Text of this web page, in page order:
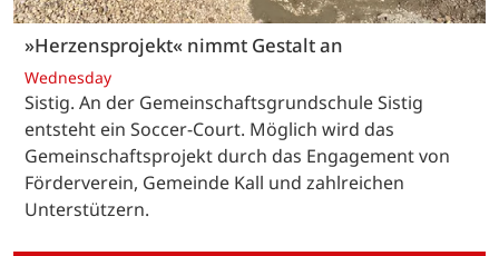
»Herzensprojekt« nimmt Gestalt an
Wednesday
Sistig. An der Gemeinschaftsgrundschule Sistig
entsteht ein Soccer-Court. Möglich wird das
Gemeinschaftsprojekt durch das Engagement von
Förderverein, Gemeinde Kall und zahlreichen
Unterstützern.